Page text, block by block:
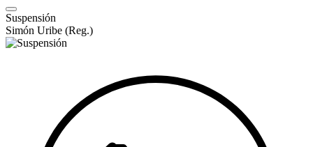
Suspensión
Simón Uribe (Reg.)